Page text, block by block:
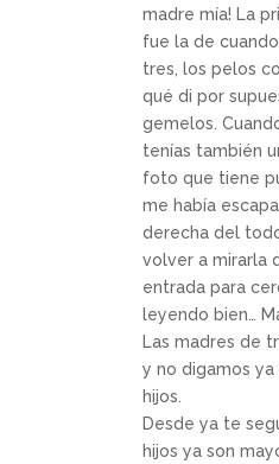
madre mía! La
fue la de
tres, los pelos
qué di por
gemelos.
tenías también
foto que tiene
me había
derecha del
volver a mirarla
entrada para
leyendo bien…
Las madres de
y no digamos
hijos.
Desde ya te
hijos ya son